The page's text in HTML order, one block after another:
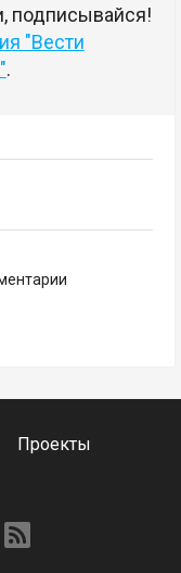
подписывайся!
"Вести
.
Проекты